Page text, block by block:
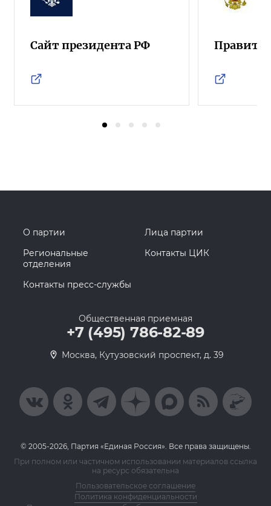
Сайт президента РФ
О партии
Лица партии
Региональные
отделения
Контакты ЦИК
Контакты пресс-службы
Общественная приемная
+7 (495) 786-82-89
Москва, Кутузовский проспект, д. 39
© 2005-2026, Партия «Единая Россия». Все права защищены.
При полном или частичном использовании материалов ссылка
на ресурс обязательна
Пользовательское соглашение
Политика конфиденциальности